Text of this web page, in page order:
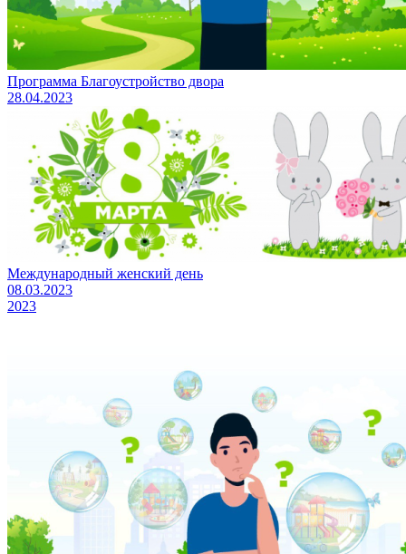
Программа Благоустройство двора
28.04.2023
Международный женский день
08.03.2023
2023